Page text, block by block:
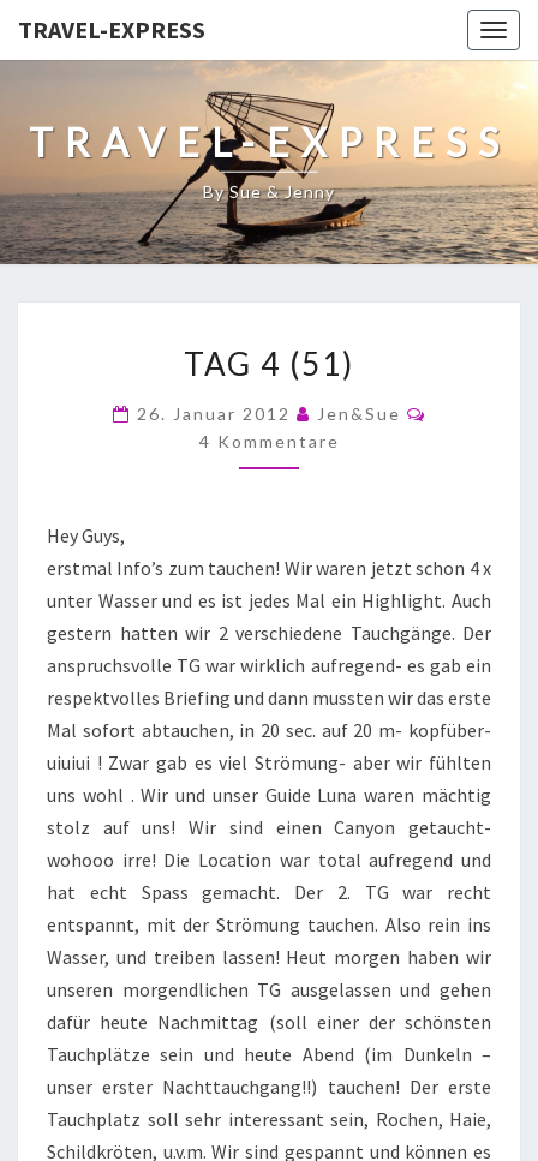
TRAVEL-EXPRESS
TRAVEL-EXPRESS
By Sue & Jenny
TAG 4 (51)
26. Januar 2012
Jen&Sue
4 Kommentare
Hey Guys,
erstmal Info’s zum tauchen! Wir waren jetzt schon 4 x
unter Wasser und es ist jedes Mal ein Highlight. Auch
gestern hatten wir 2 verschiedene Tauchgänge. Der
anspruchsvolle TG war wirklich aufregend- es gab ein
respektvolles Briefing und dann mussten wir das erste
Mal sofort abtauchen, in 20 sec. auf 20 m- kopfüber-
uiuiui ! Zwar gab es viel Strömung- aber wir fühlten
uns wohl . Wir und unser Guide Luna waren mächtig
stolz auf uns! Wir sind einen Canyon getaucht-
wohooo irre! Die Location war total aufregend und
hat echt Spass gemacht. Der 2. TG war recht
entspannt, mit der Strömung tauchen. Also rein ins
Wasser, und treiben lassen! Heut morgen haben wir
unseren morgendlichen TG ausgelassen und gehen
dafür heute Nachmittag (soll einer der schönsten
Tauchplätze sein und heute Abend (im Dunkeln –
unser erster Nachttauchgang!!) tauchen! Der erste
Tauchplatz soll sehr interessant sein, Rochen, Haie,
Schildkröten, u.v.m. Wir sind gespannt und können es